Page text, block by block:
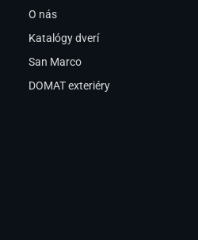
O nás
Katalógy dverí
San Marco
DOMAT exteriéry